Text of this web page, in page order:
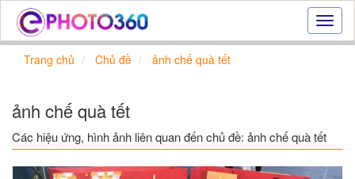
Hiệu
ứng
đẹp
trực
tuyến,
Trang chủ Chủ đề ảnh chế quà tết
ảnh chế quà tết
Các hiệu ứng, hình ảnh liên quan đến chủ đề: ảnh chế quà tết